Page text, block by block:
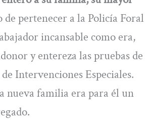
pertenecer a la Policía Foral
incansable como era,
y entereza las pruebas de
Intervenciones Especiales.
nueva familia era para él un